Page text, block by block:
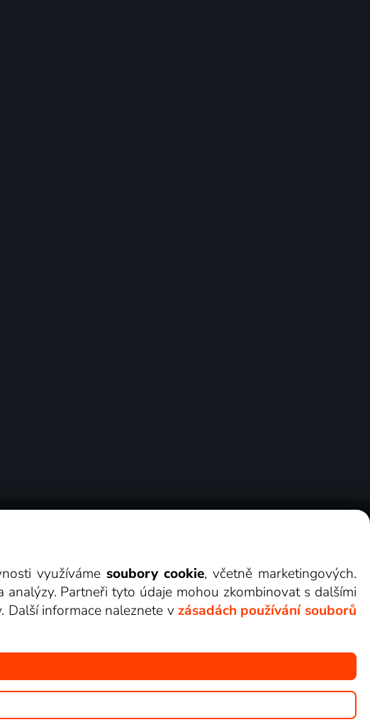
využívámesoubory cookie, včetně marketingových.
Partneři tyto údaje mohou zkombinovat s dalšími
Další informace naleznete v zásadách používání souborů